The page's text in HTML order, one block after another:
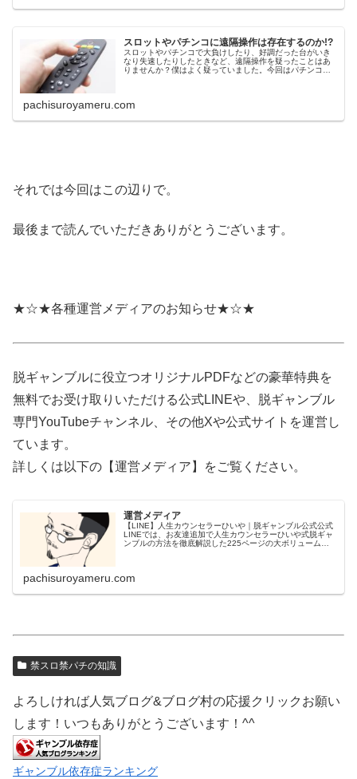
スロットやパチンコに遠隔操作は存在するのか!?
スロットやパチンコで大負けしたり、好調だった台がいき
なり失速したりしたときなど、遠隔操作を疑ったことはあ
りませんか？僕はよく疑っていました。今回はパチンコ屋
pachisuroyameru.com
それでは今回はこの辺りで。
最後まで読んでいただきありがとうございます。
★☆★各種運営メディアのお知らせ★☆★
脱ギャンブルに役立つオリジナルPDFなどの豪華特典を
無料でお受け取りいただける公式LINEや、脱ギャンブル
専門YouTubeチャンネル、その他Xや公式サイトを運営し
ています。
詳しくは以下の【運営メディア】をご覧ください。
運営メディア
【LINE】人生カウンセラーひいや｜脱ギャンブル公式公式
LINEでは、お友達追加で人生カウンセラーひいや式脱ギャ
ンブルの方法を徹底解説した225ページの大ボリューム
pachisuroyameru.com
禁スロ禁パチの知識
よろしければ人気ブログ&ブログ村の応援クリックお願い
します！いつもありがとうございます！^^
ギャンブル依存症ランキング